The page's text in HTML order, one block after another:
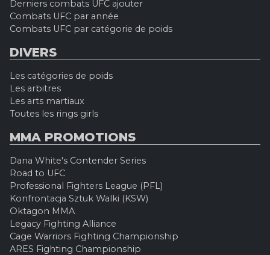
Derniers combats UFC ajouter
Combats UFC par année
Combats UFC par catégorie de poids
DIVERS
Les catégories de poids
Les arbitres
Les arts martiaux
Toutes les rings girls
MMA PROMOTIONS
Dana White's Contender Series
Road to UFC
Professional Fighters League (PFL)
Konfrontacja Sztuk Walki (KSW)
Oktagon MMA
Legacy Fighting Alliance
Cage Warriors Fighting Championship
ARES Fighting Championship